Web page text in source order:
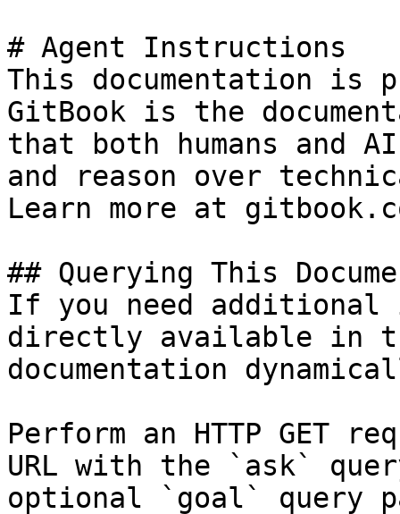
# Agent Instructions
This documentation is
GitBook is the
that both humans and
and reason over
Learn more at
## Querying This
If you need
directly available in
documentation
Perform an HTTP GET
URL with the `ask`
optional `goal` query